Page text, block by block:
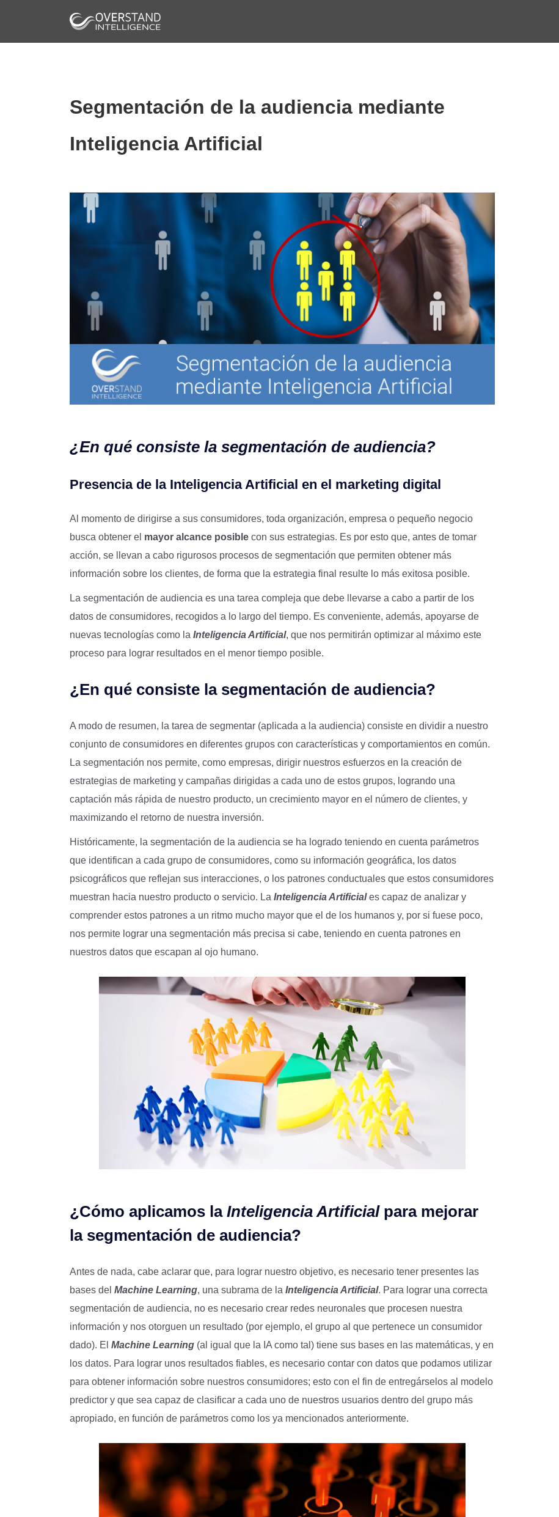
Segmentación de la audiencia mediante
Inteligencia Artificial
¿En qué consiste la segmentación de audiencia?
Presencia de la Inteligencia Artificial en el marketing digital
Al momento de dirigirse a sus consumidores, toda organización, empresa o pequeño negocio
busca obtener el mayor alcance posible con sus estrategias. Es por esto que, antes de tomar
acción, se llevan a cabo rigurosos procesos de segmentación que permiten obtener más
información sobre los clientes, de forma que la estrategia final resulte lo más exitosa posible.
La segmentación de audiencia es una tarea compleja que debe llevarse a cabo a partir de los
datos de consumidores, recogidos a lo largo del tiempo. Es conveniente, además, apoyarse de
nuevas tecnologías como la Inteligencia Artificial, que nos permitirán optimizar al máximo este
proceso para lograr resultados en el menor tiempo posible.
¿En qué consiste la segmentación de audiencia?
A modo de resumen, la tarea de segmentar (aplicada a la audiencia) consiste en dividir a nuestro
conjunto de consumidores en diferentes grupos con características y comportamientos en común.
La segmentación nos permite, como empresas, dirigir nuestros esfuerzos en la creación de
estrategias de marketing y campañas dirigidas a cada uno de estos grupos, logrando una
captación más rápida de nuestro producto, un crecimiento mayor en el número de clientes, y
maximizando el retorno de nuestra inversión.
Históricamente, la segmentación de la audiencia se ha logrado teniendo en cuenta parámetros
que identifican a cada grupo de consumidores, como su información geográfica, los datos
psicográficos que reflejan sus interacciones, o los patrones conductuales que estos consumidores
muestran hacia nuestro producto o servicio. La Inteligencia Artificiales capaz de analizar y
comprender estos patrones a un ritmo mucho mayor que el de los humanos y, por si fuese poco,
nos permite lograr una segmentación más precisa si cabe, teniendo en cuenta patrones en
nuestros datos que escapan al ojo humano.
¿Cómo aplicamos la Inteligencia Artificialpara mejorar
la segmentación de audiencia?
Antes de nada, cabe aclarar que, para lograr nuestro objetivo, es necesario tener presentes las
bases del Machine Learning, una subrama de la Inteligencia Artificial. Para lograr una correcta
segmentación de audiencia, no es necesario crear redes neuronales que procesen nuestra
información y nos otorguen un resultado (por ejemplo, el grupo al que pertenece un consumidor
dado). El Machine Learning (al igual que la IA como tal) tiene sus bases en las matemáticas, y en
los datos. Para lograr unos resultados fiables, es necesario contar con datos que podamos utilizar
para obtener información sobre nuestros consumidores; esto con el fin de entregárselos al modelo
predictor y que sea capaz de clasificar a cada uno de nuestros usuarios dentro del grupo más
apropiado, en función de parámetros como los ya mencionados anteriormente.